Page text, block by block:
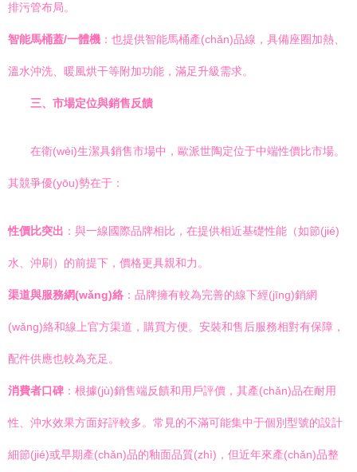
排污管布局。
智能馬桶蓋/一體機 ：也提供智能馬桶產(chǎn)品線，具備座圈加熱、
溫水沖洗、暖風烘干等附加功能，滿足升級需求。
三、市場定位與銷售反饋
在衛(wèi)生潔具銷售市場中，歐派世陶定位于中端性價比市場。
其競爭優(yōu)勢在于：
性價比突出 ：與一線國際品牌相比，在提供相近基礎性能（如節(jié)
水、沖刷）的前提下，價格更具親和力。
渠道與服務網(wǎng)絡 ：品牌擁有較為完善的線下經(jīng)銷網
(wǎng)絡和線上官方渠道，購買方便。安裝和售后服務相對有保障，
配件供應也較為充足。
消費者口碑 ：根據(jù)銷售端反饋和用戶評價，其產(chǎn)品在耐用
性、沖水效果方面好評較多。常見的不滿可能集中于個別型號的設計
細節(jié)或早期產(chǎn)品的釉面品質(zhì)，但近年來產(chǎn)品整